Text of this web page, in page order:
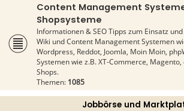
Content Management
Shopsysteme
Informationen & SEO Tipps zum Einsatz
Wiki und Content Management Systemen
Wordpress, Reddot, Joomla, Moin Moin,
Systemen wie z.B. XT-Commerce,
Shops.
Themen: 1085
Jobbörse und